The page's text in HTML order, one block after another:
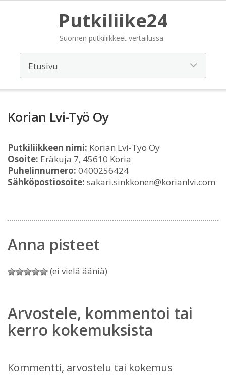
Putkiliike24
Suomen putkiliikkeet vertailussa
Korian Lvi-Työ Oy
Putkiliikkeen nimi: Korian Lvi-Työ Oy
Osoite: Eräkuja 7, 45610 Koria
Puhelinnumero: 0400256424
Sähköpostiosoite: sakari.sinkkonen@korianlvi.com
Anna pisteet
(ei vielä ääniä)
Arvostele, kommentoi tai
kerro kokemuksista
Kommentti, arvostelu tai kokemus